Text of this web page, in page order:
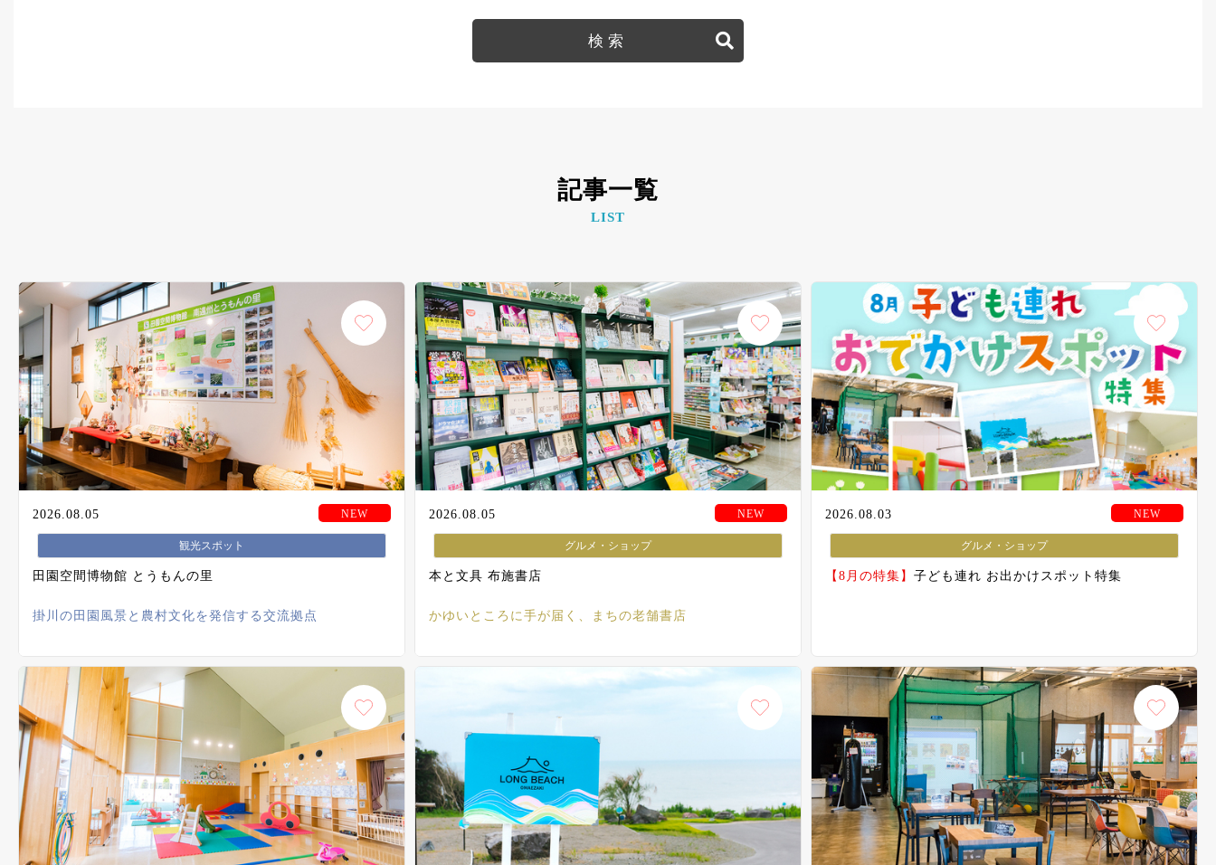
#牧之原デザート #菊川デザート #掛川デザート
#菊川子連れ #菊川ディナー
記事一覧
LIST
2026.08.05
観光スポット
田園空間博物館 とうもんの里
掛川の田園風景と農村文化を発信する交流拠点
2026.08.05
グルメ・ショップ
本と文具 布施書店
かゆいところに手が届く、まちの老舗書店
2026.08.03
グルメ・ショップ
【8月の特集】 子ども連れ お出かけスポット特集